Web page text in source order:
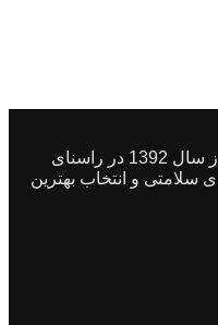
سایت پزشکان ایرانی فعالیت خود را از سال 1392 در راسنای
سلامتی و انتخاب بهترین